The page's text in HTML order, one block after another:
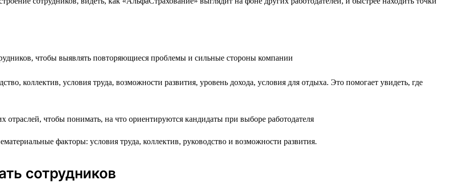
чтобы выявлять повторяющиеся проблемы и сильные стороны компании
коллектив, условия труда, возможности развития, уровень дохода, условия для отдыха. Это помогает увидеть, где
отраслей, чтобы понимать, на что ориентируются кандидаты при выборе работодателя
факторы: условия труда, коллектив, руководство и возможности развития.
сотрудников